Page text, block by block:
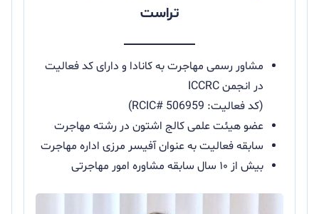
تراست
مشاور رسمی مهاجرت به کانادا و دارای کد فعالیت
در انجمن ICCRC
(کد فعالیت: RCIC# 506959)
عضو هیئت علمی کالج اشتون در رشته مهاجرت
سابقه فعالیت به عنوان آفیسر مرزی اداره مهاجرت
بیش از ۱۰ سال سابقه مشاوره امور مهاجرتی